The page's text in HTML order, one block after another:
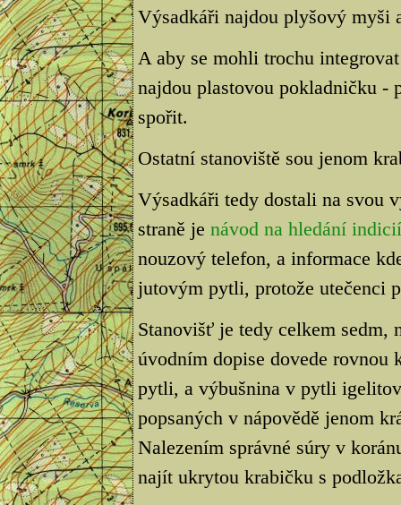
Výsadkáři najdou plyšový myši
A aby se mohli trochu
najdou plastovou pokladničku -
spořit.
Ostatní stanoviště sou jenom
Výsadkáři tedy dostali na svou
straně je návod na hledání indicií
nouzový telefon, a informace
jutovým pytli, protože utečenci
Stanovišť je tedy celkem sedm,
úvodním dopise dovede
pytli, a výbušnina v pytli
popsaných v nápovědě jenom
Nalezením správné súry v
najít ukrytou krabičku s